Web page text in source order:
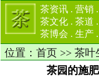
茶资讯 . 营销 .
茶文化 . 茶道 .
茶博会 . 生产 .
位置： 首页 >> 茶叶
茶园的施